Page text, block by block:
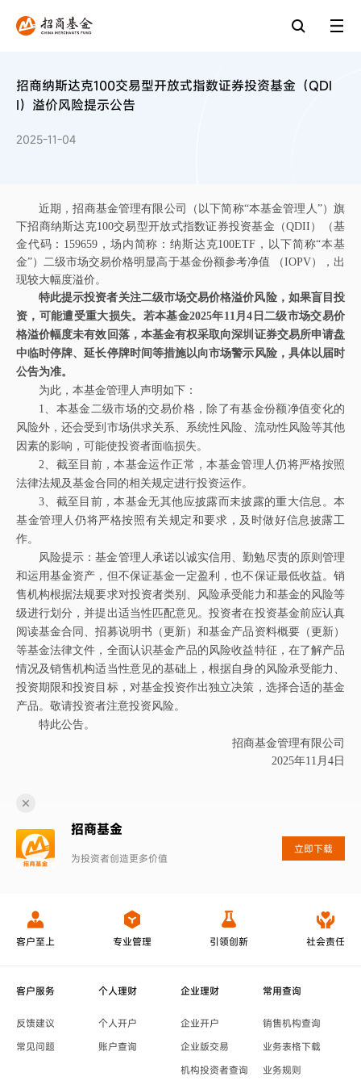
招商纳斯达克100交易型开放式指数证券投资基金（QDI
I）溢价风险提示公告
2025-11-04
近期，招商基金管理有限公司（以下简称“本基金管理人”）旗
下招商纳斯达克100交易型开放式指数证券投资基金（QDII）
（基
金代码： 159659，场内简称：纳斯达克100ETF，以下简称“本基
金”）二级市场交易价格明显 高于基金份额参考净值 （IOPV），出
现较大幅度溢价。
特此提示投资者关注二级市场交易价格溢价风险，如果盲目投
资，可能遭受重大损失。 若本基金2025年11月4 日二级市场交易价
格溢价幅度未有效回落，本基金有权采取向深圳证券交易所申请盘
中临时停牌、延长停牌时间等措施以向市场警示风险，具体以届时
公告为准。
为此，本基金管理人声明如下：
1、本基金二级市场的交易价格，除了有基金份额净值变化的
风险外，还会受到市场供求关系、系统性风险、流动性风险等其他
因素的影响，可能使投资者面临损失。
2、截至目前，本基金运作正常，本基金管理人仍将严格按照
法律法规及基金合同的相关规定进行投资运作。
3、截至目前，本基金无其他应披露而未披露的重大信息。本
基金管理人仍将严格按照有关规定和要求，及时做好信息披露工
作。
风险提示：基金管理人承诺以诚实信用、勤勉尽责的原则管理
和运用基金资产，但不保证基金一定盈利，也不保证最低收益。销
售机构根据法规要求对投资者类别、风险承受能力和基金的风险等
级进行划分，并提出适当性匹配意见。投资者在投资基金前应认真
阅读基金合同、招募说明书（更新）和基金产品资料概要（更新）
等基金法律文件，全面认识基金产品的风险收益特征，在了解产品
情况及销售机构适当性意见的基础上，根据自身的风险承受能力、
投资期限和投资目标，对基金投资作出独立决策，选择合适的基金
产品。 敬请投资者注意投资风险。
特此公告。
招商基金管理有限公司
2025年11 月 4 日
招商基金
为投资者创造更多价值
立即下载
客户至上 专业管理 引领创新 社会责任
客户服务
反馈建议
常见问题
个人理财
个人开户
账户查询
企业理财
企业开户
企业版交易
机构投资者查询
常用查询
销售机构查询
业务表格下载
业务规则